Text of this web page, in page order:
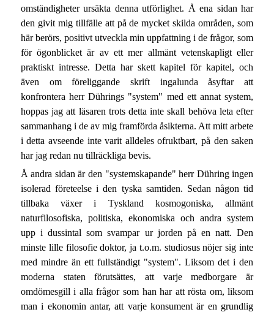
omständigheter ursäkta denna utförlighet. Å ena sidan har
den givit mig tillfälle att på de mycket skilda områden, som
här berörs, positivt utveckla min uppfattning i de frågor, som
för ögonblicket är av ett mer allmänt vetenskapligt eller
praktiskt intresse. Detta har skett kapitel för kapitel, och
även om föreliggande skrift ingalunda åsyftar att
konfrontera herr Dührings "system" med ett annat system,
hoppas jag att läsaren trots detta inte skall behöva leta efter
sammanhang i de av mig framförda åsikterna. Att mitt arbete
i detta avseende inte varit alldeles ofruktbart, på den saken
har jag redan nu tillräckliga bevis.
Å andra sidan är den "systemskapande" herr Dühring ingen
isolerad företeelse i den tyska samtiden. Sedan någon tid
tillbaka växer i Tyskland kosmogoniska, allmänt
naturfilosofiska, politiska, ekonomiska och andra system
upp i dussintal som svampar ur jorden på en natt. Den
minste lille filosofie doktor, ja t.o.m. studiosus nöjer sig inte
med mindre än ett fullständigt "system". Liksom det i den
moderna staten förutsättes, att varje medborgare är
omdömesgill i alla frågor som han har att rösta om, liksom
man i ekonomin antar, att varje konsument är en grundlig